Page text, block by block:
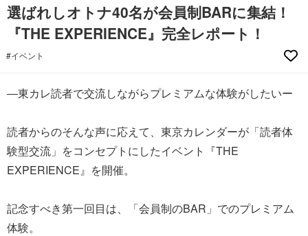
選ばれしオトナ40名が会員制BARに集結！
『THE EXPERIENCE』完全レポート！
#イベント
―東カレ読者で交流しながらプレミアムな体験がしたいー
読者からのそんな声に応えて、東京カレンダーが「読者体
験型交流」をコンセプトにしたイベント『THE
EXPERIENCE』を開催。
記念すべき第一回目は、「会員制のBAR」でのプレミアム
体験。